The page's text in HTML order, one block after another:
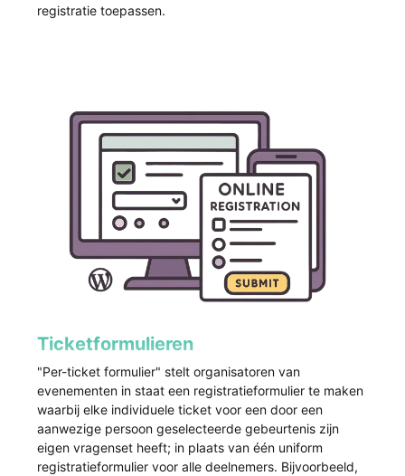
registratie toepassen.
Ticketformulieren
"Per-ticket formulier" stelt organisatoren van
evenementen in staat een registratieformulier te maken
waarbij elke individuele ticket voor een door een
aanwezige persoon geselecteerde gebeurtenis zijn
eigen vragenset heeft; in plaats van één uniform
registratieformulier voor alle deelnemers. Bijvoorbeeld,